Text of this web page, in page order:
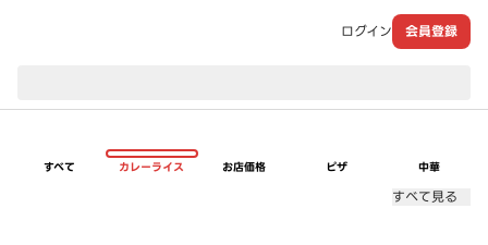
ログイン 会員登録
すべて カレーライス お店価格 ピザ 中華
すべて見る